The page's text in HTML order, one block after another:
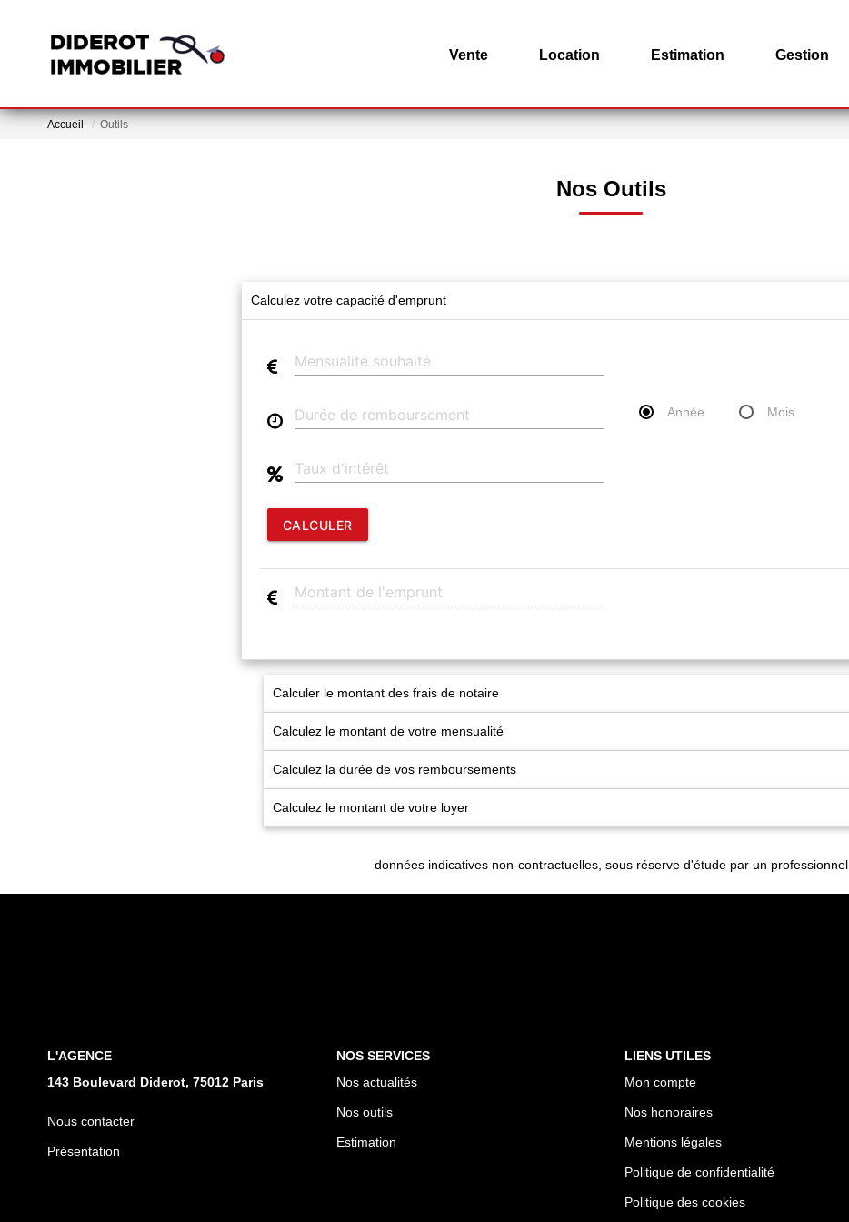
Vente Location Estimation Gestion
Accueil Outils
Nos Outils
Calculez votre capacité d'emprunt
Année Mois
CALCULER
Calculer le montant des frais de notaire
Calculez le montant de votre mensualité
Calculez la durée de vos remboursements
Calculez le montant de votre loyer
données indicatives non-contractuelles, sous réserve d'étude par un professionnel
L'AGENCE
143 Boulevard Diderot, 75012 Paris
Nous contacter
Présentation
NOS SERVICES
Nos actualités
Nos outils
Estimation
LIENS UTILES
Mon compte
Nos honoraires
Mentions légales
Politique de confidentialité
Politique des cookies